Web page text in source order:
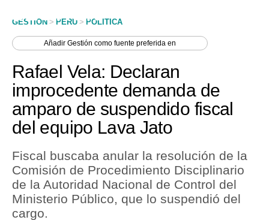
Economía
Mercados
Perú
Política
Tu Dinero
Finanzas Personales
GESTION > PERU > POLITICA
AñadirGestión como fuente preferida en
Rafael Vela: Declaran
improcedente demanda de
amparo de suspendido fiscal
del equipo Lava Jato
Fiscal buscaba anular la resolución de la
Comisión de Procedimiento Disciplinario
de la Autoridad Nacional de Control del
Ministerio Público, que lo suspendió del
cargo.